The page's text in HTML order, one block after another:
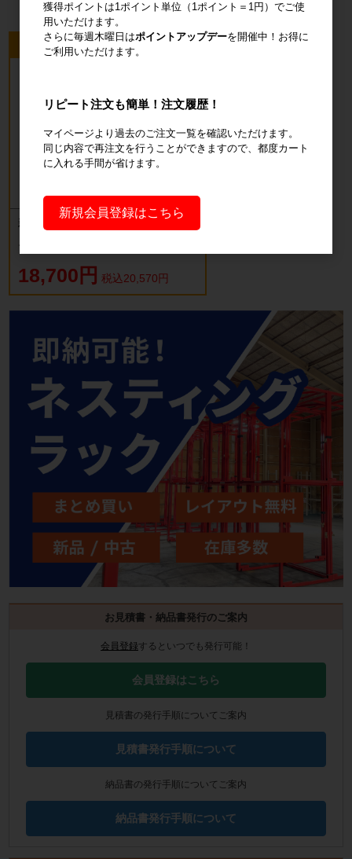
今回のピックアップ商品
新品 カゴ台車 ロールボックスパレッ
ブルー
18,700円 税込20,570円
お見積書・納品書発行のご案内
会員登録するといつでも発行可能！
会員登録はこちら
見積書の発行手順についてご案内
見積書発行手順について
納品書の発行手順についてご案内
納品書発行手順について
獲得ポイントは1ポイント単位（1ポイント＝1円）でご使
用いただけます。
さらに毎週木曜日はポイントアップデーを開催中！お得に
ご利用いただけます。
リピート注文も簡単！注文履歴！
マイページより過去のご注文一覧を確認いただけます。
同じ内容で再注文を行うことができますので、都度カート
に入れる手間が省けます。
新規会員登録はこちら